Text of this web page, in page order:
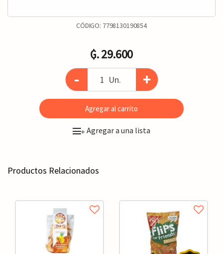
CÓDIGO: 7798130190854
₲. 29.600
- Un. +
Agregar al carrito
+Agregar a una lista
Productos Relacionados